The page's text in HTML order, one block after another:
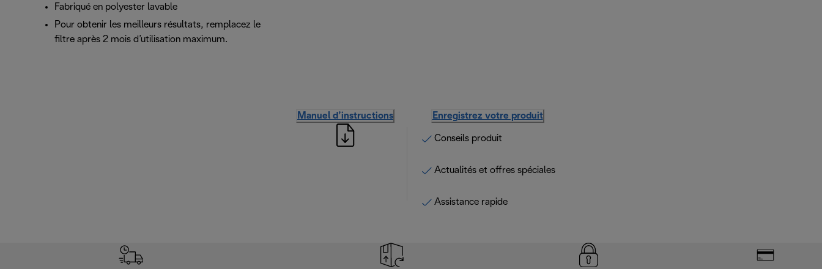
Fabriqué en polyester lavable
Pour obtenir les meilleurs résultats, remplacez le
filtre après 2 mois d’utilisation maximum.
Manuel d’instructions Enregistrez votre produit
Conseils produit
Actualités et offres spéciales
Assistance rapide